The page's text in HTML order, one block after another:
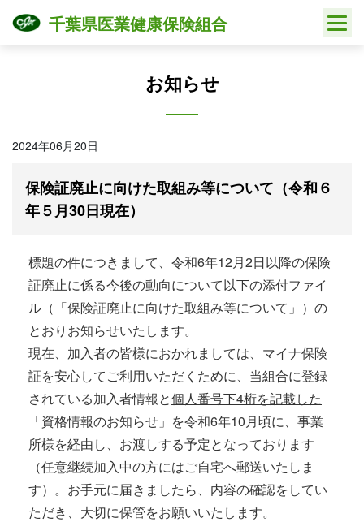
千葉県医業健康保険組合
お知らせ
2024年06月20日
保険証廃止に向けた取組み等について（令和６
年５月30日現在）
標題の件につきまして、令和6年12月2日以降の保険
証廃止に係る今後の動向について以下の添付ファイ
ル（「保険証廃止に向けた取組み等について」）の
とおりお知らせいたします。
現在、加入者の皆様におかれましては、マイナ保険
証を安心してご利用いただくために、当組合に登録
されている加入者情報と個人番号下4桁を記載した
「資格情報のお知らせ」を令和6年10月頃に、事業
所様を経由し、お渡しする予定となっております
（任意継続加入中の方にはご自宅へ郵送いたしま
す）。お手元に届きましたら、内容の確認をしてい
ただき、大切に保管をお願いいたします。